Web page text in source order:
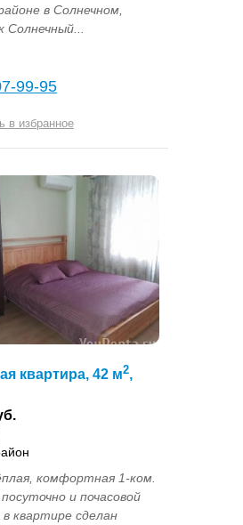
в Солнечном,
Солнечный...
99-95
в избранное
квартира, 42 м2,
комфортная 1-ком.
и почасовой
квартире сделан